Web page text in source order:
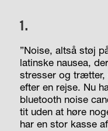
1.
”Noise, altså støj
latinske nausea,
stresser og trætter,
efter en rejse. Nu
bluetooth noise
tit uden at høre
har en stor kasse